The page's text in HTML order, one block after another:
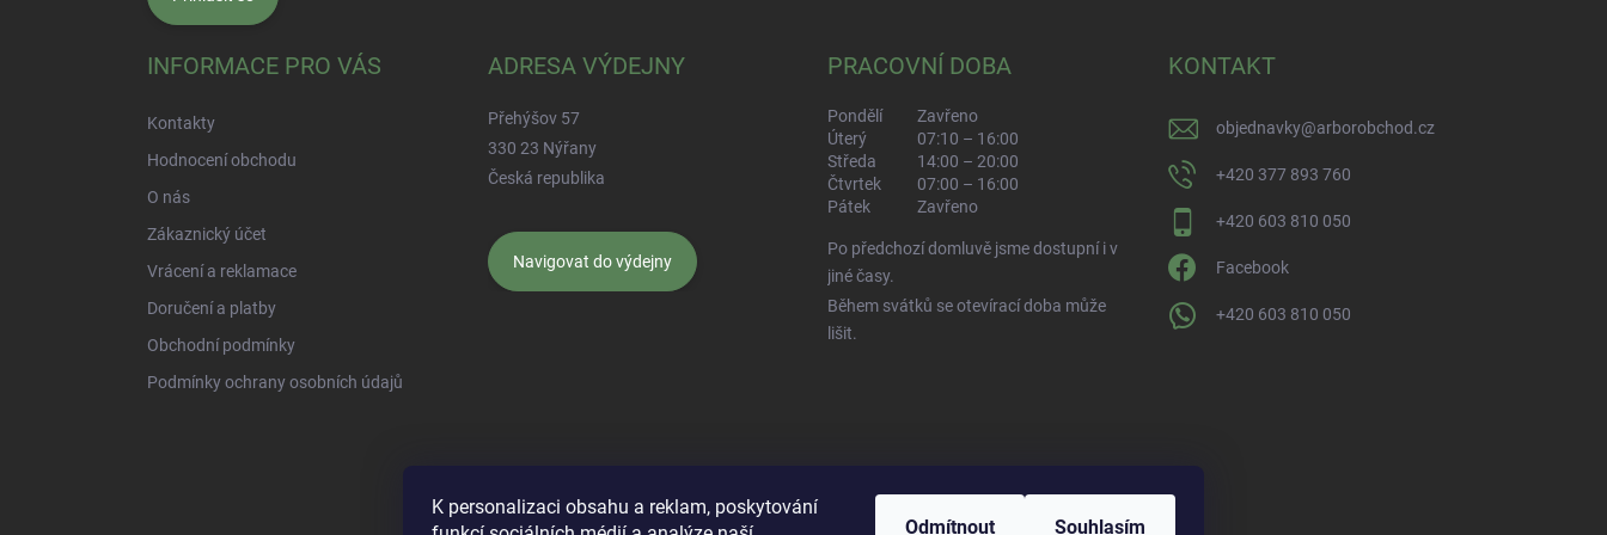
K personalizaci obsahu a reklam, poskytování
Odmítnout Souhlasím
INFORMACE PRO VÁS
Kontakty
Hodnocení obchodu
O nás
Zákaznický účet
Vrácení a reklamace
Doručení a platby
Obchodní podmínky
Podmínky ochrany osobních údajů
ADRESA VÝDEJNY
Přehýšov 57
330 23 Nýřany
Česká republika
Navigovat do výdejny
PRACOVNÍ DOBA
Pondělí
Zavřeno
Úterý
07:10 – 16:00
Středa
14:00 – 20:00
Čtvrtek
07:00 – 16:00
Pátek
Zavřeno
Po předchozí domluvě jsme dostupní i v
jiné časy.
Během svátků se otevírací doba může
lišit.
KONTAKT
objednavky@arborobchod.cz
+420 377 893 760
+420 603 810 050
Facebook
+420 603 810 050